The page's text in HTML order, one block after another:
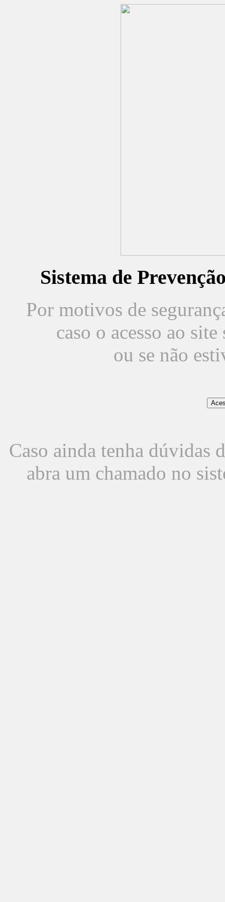
Sistema de
Por motivos de
caso o acesso ao
ou se não
Caso ainda tenha dúvidas
abra um chamado no